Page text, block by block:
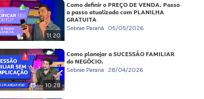
11:20
Como definir o PREÇO DE VENDA. Passo
a passo atualizado com PLANILHA
GRATUITA
Sebrae Paraná 05/05/2026
10:28
Como planejar a SUCESSÃO FAMILIAR
do NEGÓCIO.
Sebrae Paraná 28/04/2026